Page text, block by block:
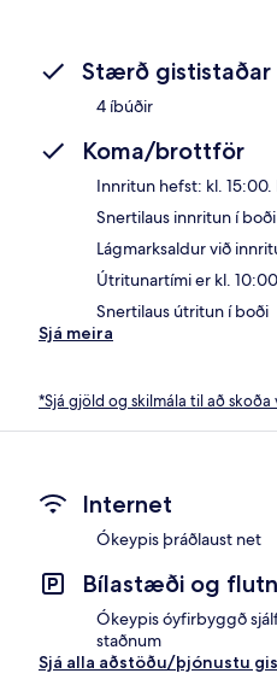
Stærð gististaðar
4 íbúðir
Koma/brottför
Innritun hefst: kl.
Snertilaus innritun í boði
Lágmarksaldur við
Útritunartími er kl. 10:00
Snertilaus útritun í boði
Sjá meira
*Sjá gjöld og skilmála til að
Internet
Ókeypis þráðlaust net
Bílastæði og
Ókeypis óyfirbyggð
staðnum
Sjá alla aðstöðu/þjónustu